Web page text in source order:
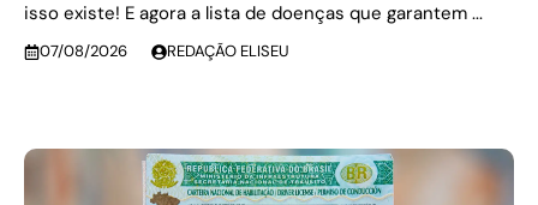
isso existe! E agora a lista de doenças que garantem ...
07/08/2026 REDAÇÃO ELISEU